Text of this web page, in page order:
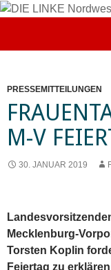
Zum
PRESSEMITTEILUNGEN
M-V
30. JANUAR 2019
Mecklenburg-
Torsten Koplin
Feiertag zu